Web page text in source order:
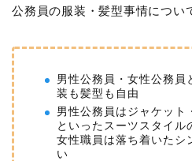
公務員の服装・髪型事情につい
男性公務員・女性公務員
装も髪型も自由
男性公務員はジャケット
といったスーツスタイル
女性職員は落ち着いたシ
い